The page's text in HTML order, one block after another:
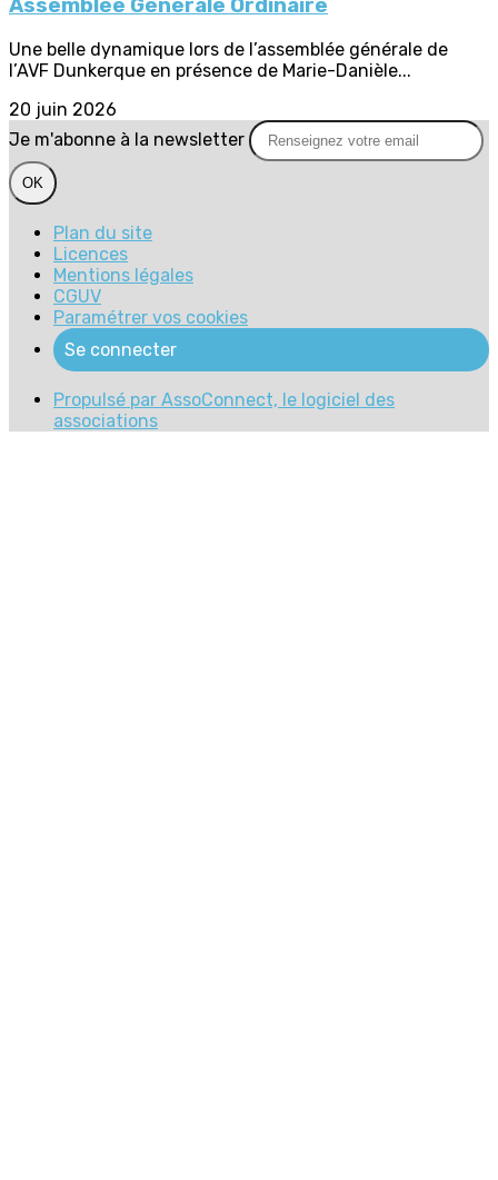
Assemblée Générale Ordinaire
Une belle dynamique lors de l’assemblée générale de
l’AVF Dunkerque en présence de Marie-Danièle...
20 juin 2026
Je m'abonne à la newsletter
OK
Plan du site
Licences
Mentions légales
CGUV
Paramétrer vos cookies
Se connecter
Propulsé par AssoConnect, le logiciel des
associations